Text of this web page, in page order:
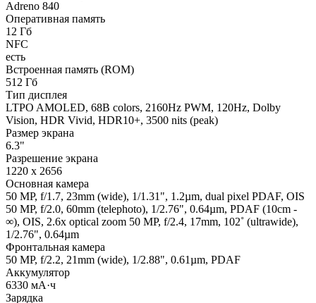
Adreno 840
Оперативная память
12 Гб
NFC
есть
Встроенная память (ROM)
512 Гб
Тип дисплея
LTPO AMOLED, 68B colors, 2160Hz PWM, 120Hz, Dolby
Vision, HDR Vivid, HDR10+, 3500 nits (peak)
Размер экрана
6.3"
Разрешение экрана
1220 x 2656
Основная камера
50 MP, f/1.7, 23mm (wide), 1/1.31", 1.2µm, dual pixel PDAF, OIS
50 MP, f/2.0, 60mm (telephoto), 1/2.76", 0.64µm, PDAF (10cm -
∞), OIS, 2.6x optical zoom 50 MP, f/2.4, 17mm, 102˚ (ultrawide),
1/2.76", 0.64µm
Фронтальная камера
50 MP, f/2.2, 21mm (wide), 1/2.88", 0.61µm, PDAF
Аккумулятор
6330 мА·ч
Зарядка